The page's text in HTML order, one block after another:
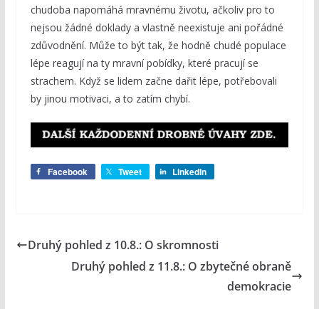
chudoba napomáhá mravnému životu, ačkoliv pro to
nejsou žádné doklady a vlastně neexistuje ani pořádné
zdůvodnění. Může to být tak, že hodně chudé populace
lépe reagují na ty mravní pobídky, které pracují se
strachem. Když se lidem začne dařit lépe, potřebovali
by jinou motivaci, a to zatím chybí.
Facebook Tweet LinkedIn
Druhý pohled z 10.8.: O skromnosti
Druhý pohled z 11.8.: O zbytečné obraně
demokracie